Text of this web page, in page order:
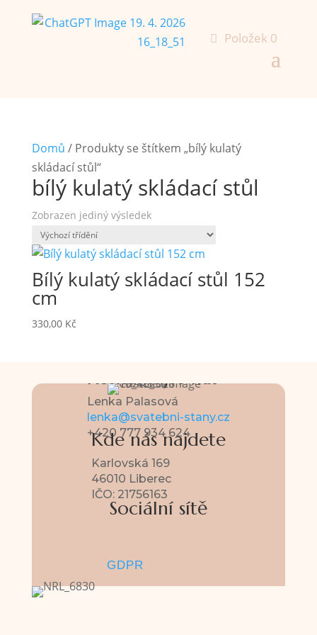
Položek 0
Domů / Produkty se štítkem „bílý kulatý
skládací stůl“
bílý kulatý skládací stůl
Zobrazen jediný výsledek
Bílý kulatý skládací stůl 152
cm
330,00 Kč
Kontaktujte nás
Lenka Palasová
lenka@svatebni-stany.cz
+420 777 934 624
Kde nás najdete
Karlovská 169
46010 Liberec
IČO: 21756163
Sociální sítě
GDPR